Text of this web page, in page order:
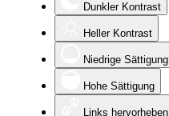
Dunkler Kontrast
Heller Kontrast
Niedrige Sättigung
Hohe Sättigung
Links hervorheben